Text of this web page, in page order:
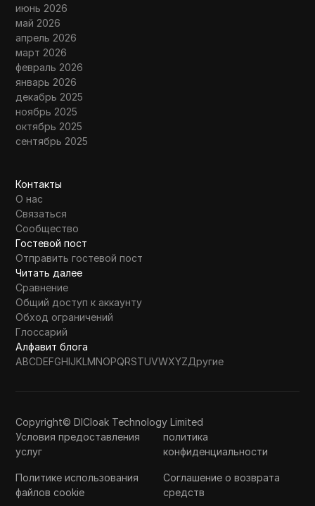
июнь 2026
май 2026
апрель 2026
март 2026
февраль 2026
январь 2026
декабрь 2025
ноябрь 2025
октябрь 2025
сентябрь 2025
Контакты
О нас
Связаться
Сообщество
Гостевой пост
Отправить гостевой пост
Читать далее
Сравнение
Общий доступ к аккаунту
Обход ограничений
Глоссарий
Алфавит блога
ABCDEFGHIJKLMNOPQRSTUVWXYZДругие
Copyright© DICloak Technology Limited
Условия предоставления
услуг
политика
конфиденциальности
Политике использования
файлов cookie
Соглашение о возврата
средств